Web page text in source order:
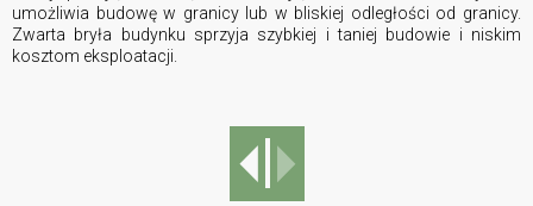
umożliwia budowę w granicy lub w bliskiej odległości od granicy.
Zwarta bryła budynku sprzyja szybkiej i taniej budowie i niskim
kosztom eksploatacji.